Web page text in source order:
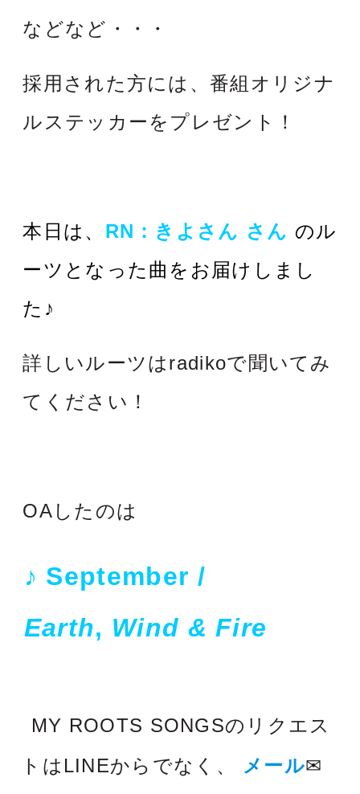
などなど・・・
採用された方には、番組オリジナ
ルステッカーをプレゼント！
本日は、 RN：きよさん さん のル
ーツとなった曲をお届けしまし
た♪
詳しいルーツはradikoで聞いてみ
てください！
OAしたのは
♪ September /
Earth, Wind & Fire
MY ROOTS SONGSのリクエス
トはLINEからでなく、
メール✉